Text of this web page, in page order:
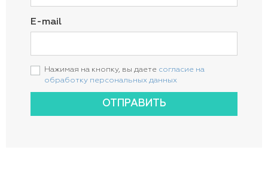
E-mail
Нажимая на кнопку, вы даете согласие на
обработку персональных данных
ОТПРАВИТЬ